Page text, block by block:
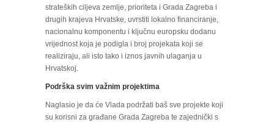
strateških ciljeva zemlje, prioriteta i Grada Zagreba i
drugih krajeva Hrvatske, uvrstiti lokalno financiranje,
nacionalnu komponentu i ključnu europsku dodanu
vrijednost koja je podigla i broj projekata koji se
realiziraju, ali isto tako i iznos javnih ulaganja u
Hrvatskoj.
Podrška svim važnim projektima
Naglasio je da će Vlada podržati baš sve projekte koji
su korisni za građane Grada Zagreba te zajednički s